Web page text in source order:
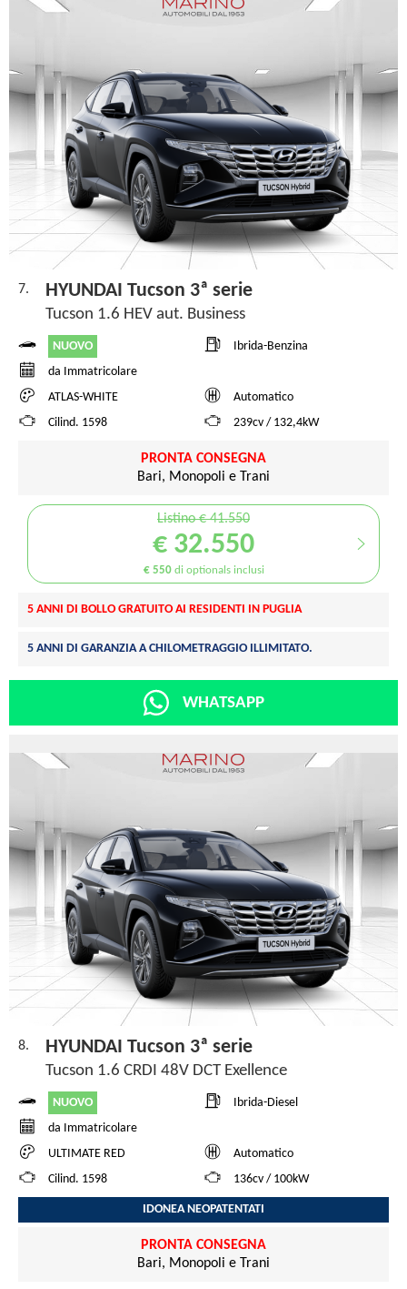
7. HYUNDAI Tucson 3ª serie
Tucson 1.6 HEV aut. Business
NUOVO
Ibrida-Benzina
da Immatricolare
ATLAS-WHITE
Automatico
Cilind. 1598
239cv / 132,4kW
PRONTA CONSEGNA
Bari, Monopoli e Trani
Listino € 41.550
€ 32.550
€ 550di optionals inclusi
5 ANNI DI BOLLO GRATUITO AI RESIDENTI IN PUGLIA
5 ANNI DI GARANZIA A CHILOMETRAGGIO ILLIMITATO.
WHATSAPP
8. HYUNDAI Tucson 3ª serie
Tucson 1.6 CRDI 48V DCT Exellence
NUOVO
Ibrida-Diesel
da Immatricolare
ULTIMATE RED
Automatico
Cilind. 1598
136cv / 100kW
IDONEA NEOPATENTATI
PRONTA CONSEGNA
Bari, Monopoli e Trani